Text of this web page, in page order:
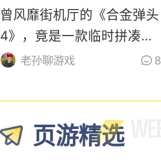
曾风靡街机厅的《合金弹头
4》，竟是一款临时拼凑的
游戏？老孙聊游戏 8
页游精选